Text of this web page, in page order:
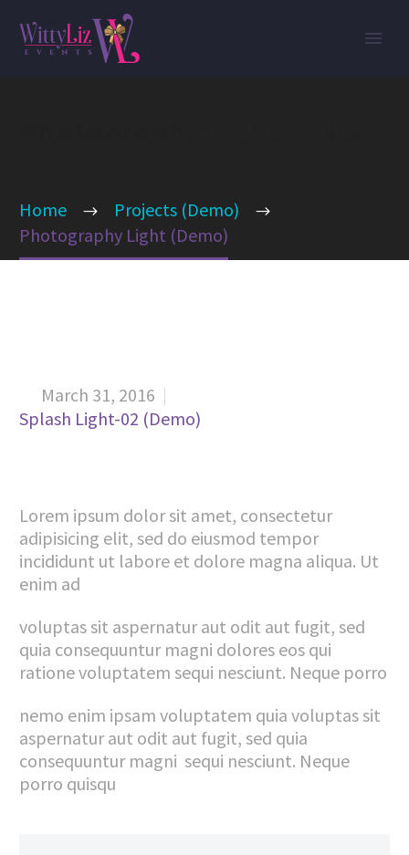
Home
Projects (Demo)
Photography Light (Demo)
March 31, 2016
Splash Light-02 (Demo)
Lorem ipsum dolor sit amet, consectetur
adipisicing elit, sed do eiusmod tempor
incididunt ut labore et dolore magna aliqua. Ut
enim ad
voluptas sit aspernatur aut odit aut fugit, sed
quia consequuntur magni dolores eos qui
ratione voluptatem sequi nesciunt. Neque porro
nemo enim ipsam voluptatem quia voluptas sit
aspernatur aut odit aut fugit, sed quia
consequuntur magni sequi nesciunt. Neque
porro quisqu